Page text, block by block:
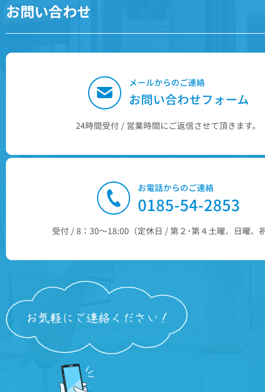
お問い合わせ